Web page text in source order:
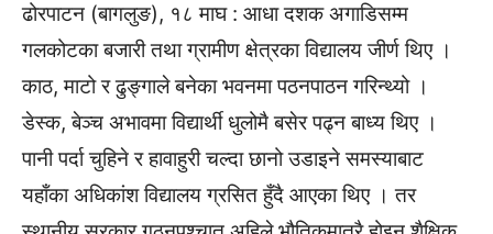
ढोरपाटन (बागलुङ), १८ माघ : आधा दशक अगाडिसम्म
गलकोटका बजारी तथा ग्रामीण क्षेत्रका विद्यालय जीर्ण थिए ।
काठ, माटो र ढुङ्गाले बनेका भवनमा पठनपाठन गरिन्थ्यो ।
डेस्क, बेञ्च अभावमा विद्यार्थी धुलोमै बसेर पढ्न बाध्य थिए ।
पानी पर्दा चुहिने र हावाहुरी चल्दा छानो उडाइने समस्याबाट
यहाँका अधिकांश विद्यालय ग्रसित हुँदै आएका थिए । तर